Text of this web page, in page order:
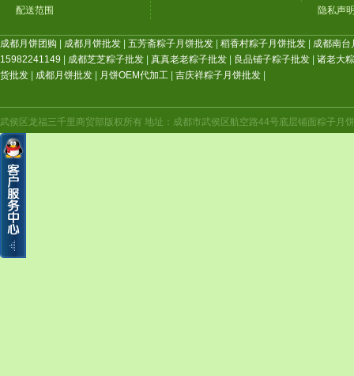
配送范围
隐私声
成都月饼团购 成都月饼批发 五芳斋粽子月饼批发 稻香村粽子月饼批发
成都南台
15982241149
成都芝芝粽子批发 真真老老粽子批发 良品铺子粽子批发
诸老大
货批发
成都月饼批发 月饼OEM代加工 吉庆祥粽子月饼批发
武侯区龙福三千里商贸部版权所有 地址：成都市武侯区航空路44号底层铺面粽子